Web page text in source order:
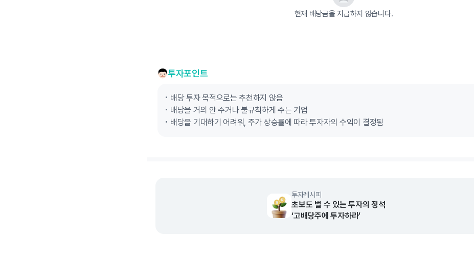
현재 배당금을 지급하지 않습니다.
투자포인트
배당 투자 목적으로는 추천하지 않음
배당을 거의 안 주거나 불규칙하게 주는 기업
배당을 기대하기 어려워, 주가 상승률에 따라 투자자의 수익이 결정됨
투자레시피
초보도 벌 수 있는 투자의 정석
‘고배당주에 투자하라’